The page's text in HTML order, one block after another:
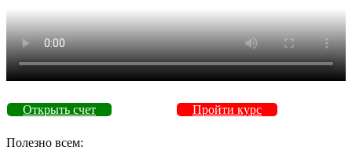
Открыть счет Пройти курс
Полезно всем: